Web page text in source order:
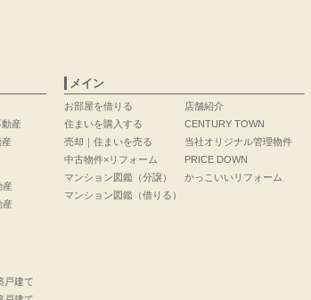
産
産
産
戸建て
メイン
お部屋を借りる
住まいを購入する
売却｜住まいを売る
中古物件×リフォーム
マンション図鑑（分譲）
マンション図鑑（借りる）
店舗紹介
CENTURY TOWN
当社オリジナル管理物件
PRICE DOWN
かっこいいリフォーム